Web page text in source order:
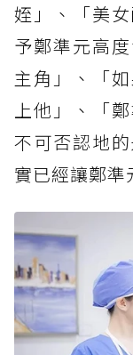
姪」、「美
予鄭準元高
主角」、「
上他」、「
不可否認地
實已經讓鄭準